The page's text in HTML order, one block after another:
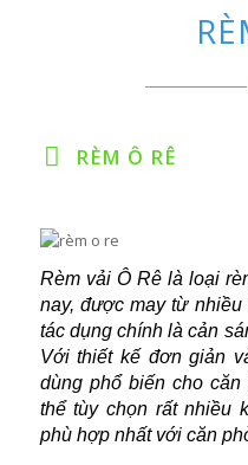
RÈM Ô RÊ
Rèm vải Ô Rê là loại
nay, được may từ
tác dụng chính là cản
Với thiết kế đơn giản
dùng phổ biến cho
thể tùy chọn rất nhiều
phù hợp nhất với căn